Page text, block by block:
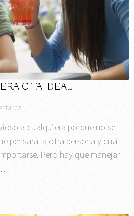
CITA IDEAL
a cualquiera porque no se
pensará la otra persona y cuál
Pero hay que manejar